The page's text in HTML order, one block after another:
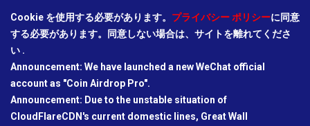
Cookie を使用する必要があります。 プライバシー ポリシーに同意
する必要があります。同意しない場合は、サイトを離れてくださ
い .
Announcement: We have launched a new WeChat official
account as "Coin Airdrop Pro".
Announcement: Due to the unstable situation of
CloudFlareCDN's current domestic lines, Great Wall